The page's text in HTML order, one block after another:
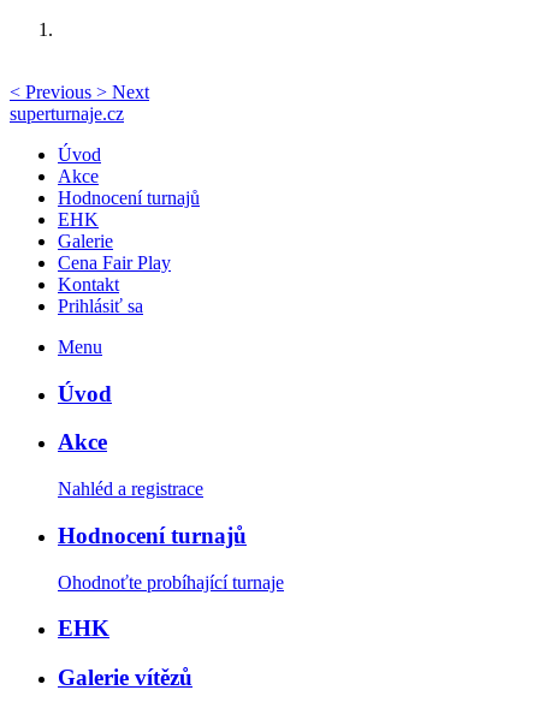
< Previous > Next
superturnaje.cz
Úvod
Akce
Hodnocení turnajů
EHK
Galerie
Cena Fair Play
Kontakt
Prihlásiť sa
Menu
Úvod
Akce
Nahléd a registrace
Hodnocení turnajů
Ohodnoťte probíhající turnaje
EHK
Galerie vítězů